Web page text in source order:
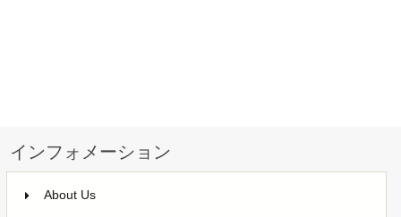
インフォメーション
About Us